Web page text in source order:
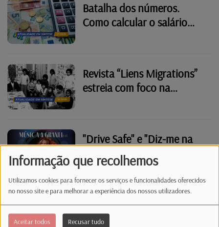
Informação que recolhemos
Utilizamos cookies para fornecer os serviços e funcionalidades oferecidos
no nosso site e para melhorar a experiência dos nossos utilizadores.
Aceitar todos Recusar tudo
Batalha dos números.
Como calcular o salário
Revista “Liens Migrations”
estreia com foco na
"Drive Safe" e "Diz-me na
"Die for me" com "Notas e
traumas"